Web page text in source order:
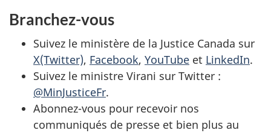
Branchez-vous
Suivez le ministère de la Justice Canada sur
X(Twitter), Facebook, YouTube et LinkedIn.
Suivez le ministre Virani sur Twitter :
@MinJusticeFr.
Abonnez-vous pour recevoir nos
communiqués de presse et bien plus au